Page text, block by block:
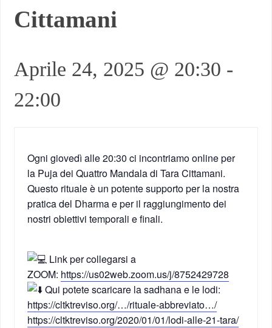
Cittamani
Aprile 24, 2025 @ 20:30 -
22:00
Ogni giovedì alle 20:30 ci incontriamo online per
la Puja dei Quattro Mandala di Tara Cittamani.
Questo rituale è un potente supporto per la nostra
pratica del Dharma e per il raggiungimento dei
nostri obiettivi temporali e finali.
Link per collegarsi a
ZOOM: https://us02web.zoom.us/j/8752429728
Qui potete scaricare la sadhana e le lodi:
https://cltktreviso.org/…/rituale-abbreviato…/
https://cltktreviso.org/2020/01/01/lodi-alle-21-tara/